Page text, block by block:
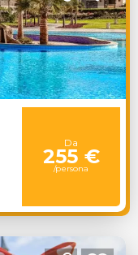
Da
255 €
/persona